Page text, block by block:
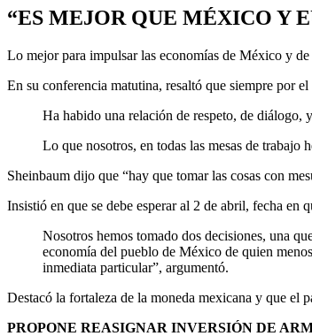
“ES MEJOR QUE MÉXICO Y
Lo mejor para impulsar las economías de México y
En su conferencia matutina, resaltó que siempre por
Ha habido una relación de respeto, de diálogo,
Lo que nosotros, en todas las mesas de trabajo
Sheinbaum dijo que “hay que tomar las cosas con
Insistió en que se debe esperar al 2 de abril, fecha en
Nosotros hemos tomado dos decisiones, una
economía del pueblo de México de quien
inmediata particular”, argumentó.
Destacó la fortaleza de la moneda mexicana y que el
PROPONE REASIGNAR INVERSIÓN DE